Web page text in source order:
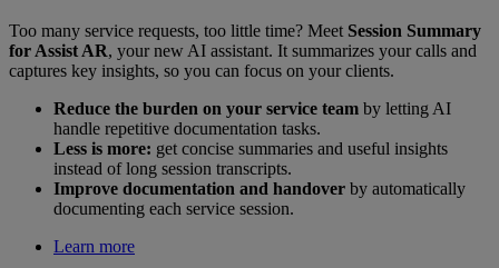
Too many service requests, too little time? Meet Session Summary
for Assist AR, your new AI assistant. It summarizes your calls and
captures key insights, so you can focus on your clients.
Reduce the burden on your service team by letting AI
handle repetitive documentation tasks.
Less is more: get concise summaries and useful insights
instead of long session transcripts.
Improve documentation and handover by automatically
documenting each service session.
Learn more